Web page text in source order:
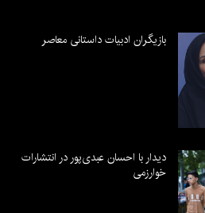
بازیگران ادبیات داستانی معاصر
دیدار با احسان عبدی‌پور در انتشارات
خوارزمی